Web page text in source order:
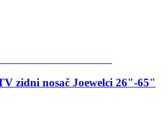
zidni nosač Joewelci 26"-65"